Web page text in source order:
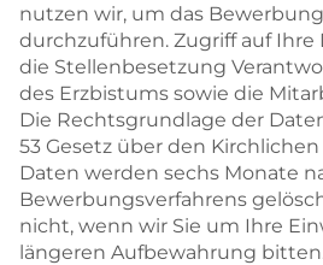
nutzen wir, um das
durchzuführen. Zugriff auf Ihre
die Stellenbesetzung
des Erzbistums sowie die
Die Rechtsgrundlage der
53 Gesetz über den
Daten werden sechs Monate
Bewerbungsverfahrens
nicht, wenn wir Sie um Ihre
längeren Aufbewahrung